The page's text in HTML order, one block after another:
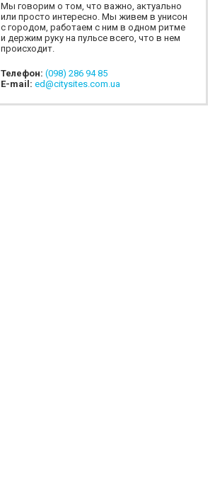
Мы говорим о том, что важно, актуально
или просто интересно. Мы живем в унисон
с городом, работаем с ним в одном ритме
и держим руку на пульсе всего, что в нем
происходит.
Телефон: (098) 286 94 85
E-mail: ed@citysites.com.ua